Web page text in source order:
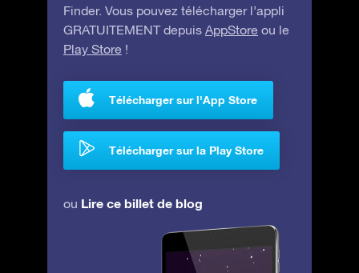
Finder. Vous pouvez télécharger l’appli
GRATUITEMENT depuis AppStore ou le
Play Store !
Télécharger sur l'App Store
Télécharger sur la Play Store
ou Lire ce billet de blog